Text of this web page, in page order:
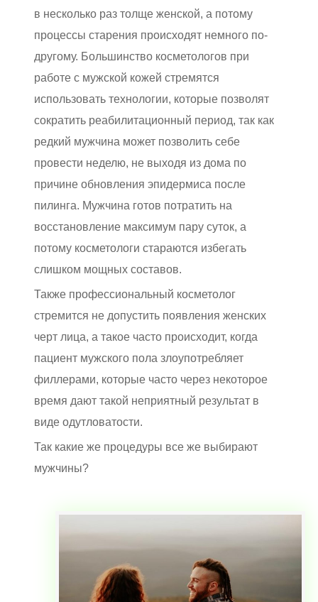
в несколько раз толще женской, а потому
процессы старения происходят немного по-
другому. Большинство косметологов при
работе с мужской кожей стремятся
использовать технологии, которые позволят
сократить реабилитационный период, так как
редкий мужчина может позволить себе
провести неделю, не выходя из дома по
причине обновления эпидермиса после
пилинга. Мужчина готов потратить на
восстановление максимум пару суток, а
потому косметологи стараются избегать
слишком мощных составов.
Также профессиональный косметолог
стремится не допустить появления женских
черт лица, а такое часто происходит, когда
пациент мужского пола злоупотребляет
филлерами, которые часто через некоторое
время дают такой неприятный результат в
виде одутловатости.
Так какие же процедуры все же выбирают
мужчины?